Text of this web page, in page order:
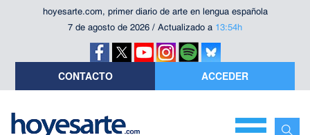
hoyesarte.com, primer diario de arte en lengua española
7 de agosto de 2026 / Actualizado a 13:54h
CONTACTO ACCEDER